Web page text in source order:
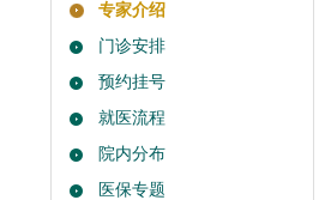
专家介绍
门诊安排
预约挂号
就医流程
院内分布
医保专题